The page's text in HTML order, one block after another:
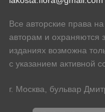
Все авторские права
авторам и охраняются
изданиях возможна
с указанием активной
г. Москва, бульвар